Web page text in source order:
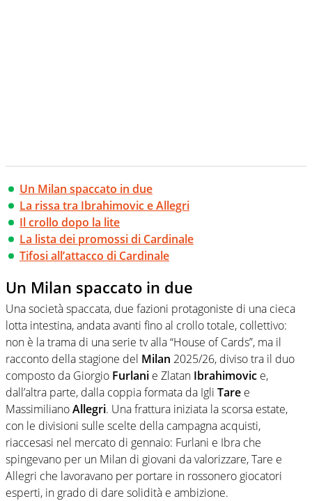
Un Milan spaccato in due
La rissa tra Ibrahimovic e Allegri
Il crollo dopo la lite
La lista dei promossi di Cardinale
Tifosi all’attacco di Cardinale
Un Milan spaccato in due
Una società spaccata, due fazioni protagoniste di una cieca
lotta intestina, andata avanti fino al crollo totale, collettivo:
non è la trama di una serie tv alla “House of Cards”, ma il
racconto della stagione del Milan 2025/26, diviso tra il duo
composto da Giorgio Furlani e Zlatan Ibrahimovic e,
dall’altra parte, dalla coppia formata da Igli Tare e
MassimilianoAllegri. Una frattura iniziata la scorsa estate,
con le divisioni sulle scelte della campagna acquisti,
riaccesasi nel mercato di gennaio: Furlani e Ibra che
spingevano per un Milan di giovani da valorizzare, Tare e
Allegri che lavoravano per portare in rossonero giocatori
esperti, in grado di dare solidità e ambizione.